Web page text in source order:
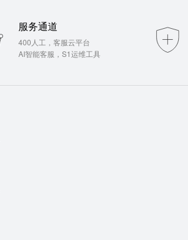
服务通道
400人工，客服云平台
AI智能客服，S1运维工具